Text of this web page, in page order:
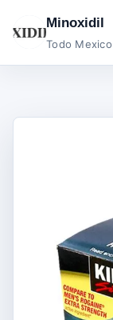
Minoxidil
Todo Mexico